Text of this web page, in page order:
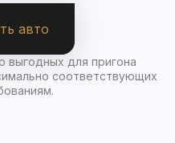
авто
для пригона
соответствующих